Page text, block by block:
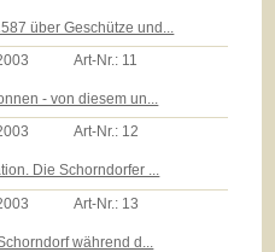
über Geschütze und...
Art-Nr.: 11
- von diesem un...
Art-Nr.: 12
Die Schorndorfer ...
Art-Nr.: 13
während d...